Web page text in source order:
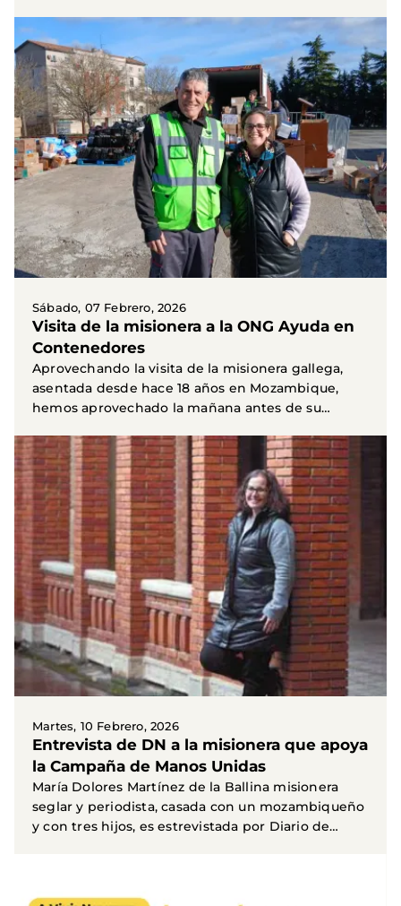
Sábado, 07 Febrero, 2026
Visita de la misionera a la ONG Ayuda en
Contenedores
Aprovechando la visita de la misionera gallega,
asentada desde hace 18 años en Mozambique,
hemos aprovechado la mañana antes de su
Martes, 10 Febrero, 2026
Entrevista de DN a la misionera que apoya
la Campaña de Manos Unidas
María Dolores Martínez de la Ballina misionera
seglar y periodista, casada con un mozambiqueño
y con tres hijos, es estrevistada por Diario de